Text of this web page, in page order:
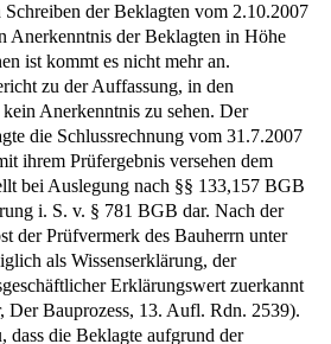
der Beklagten vom 2.10.2007
Anerkenntnis der Beklagten in Höhe
ist kommt es nicht mehr an.
zu der Auffassung, in den
Anerkenntnis zu sehen. Der
die Schlussrechnung vom 31.7.2007
ihrem Prüfergebnis versehen dem
bei Auslegung nach §§ 133,157 BGB
i. S. v. § 781 BGB dar. Nach der
der Prüfvermerk des Bauherrn unter
als Wissenserklärung, der
Erklärungswert zuerkannt
Der Bauprozess, 13. Aufl. Rdn. 2539).
dass die Beklagte aufgrund der